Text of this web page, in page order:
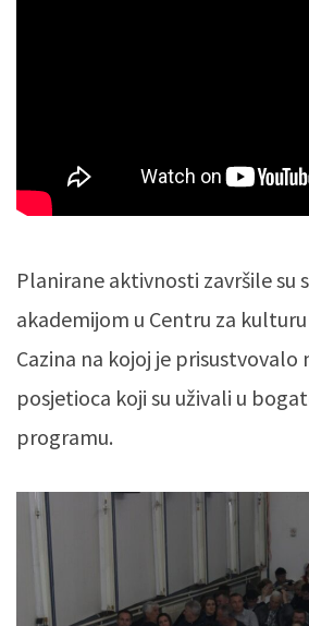
Planirane aktivnosti završile su
akademijom u Centru za
Cazina na kojoj je prisustvovalo
posjetioca koji su uživali u
programu.